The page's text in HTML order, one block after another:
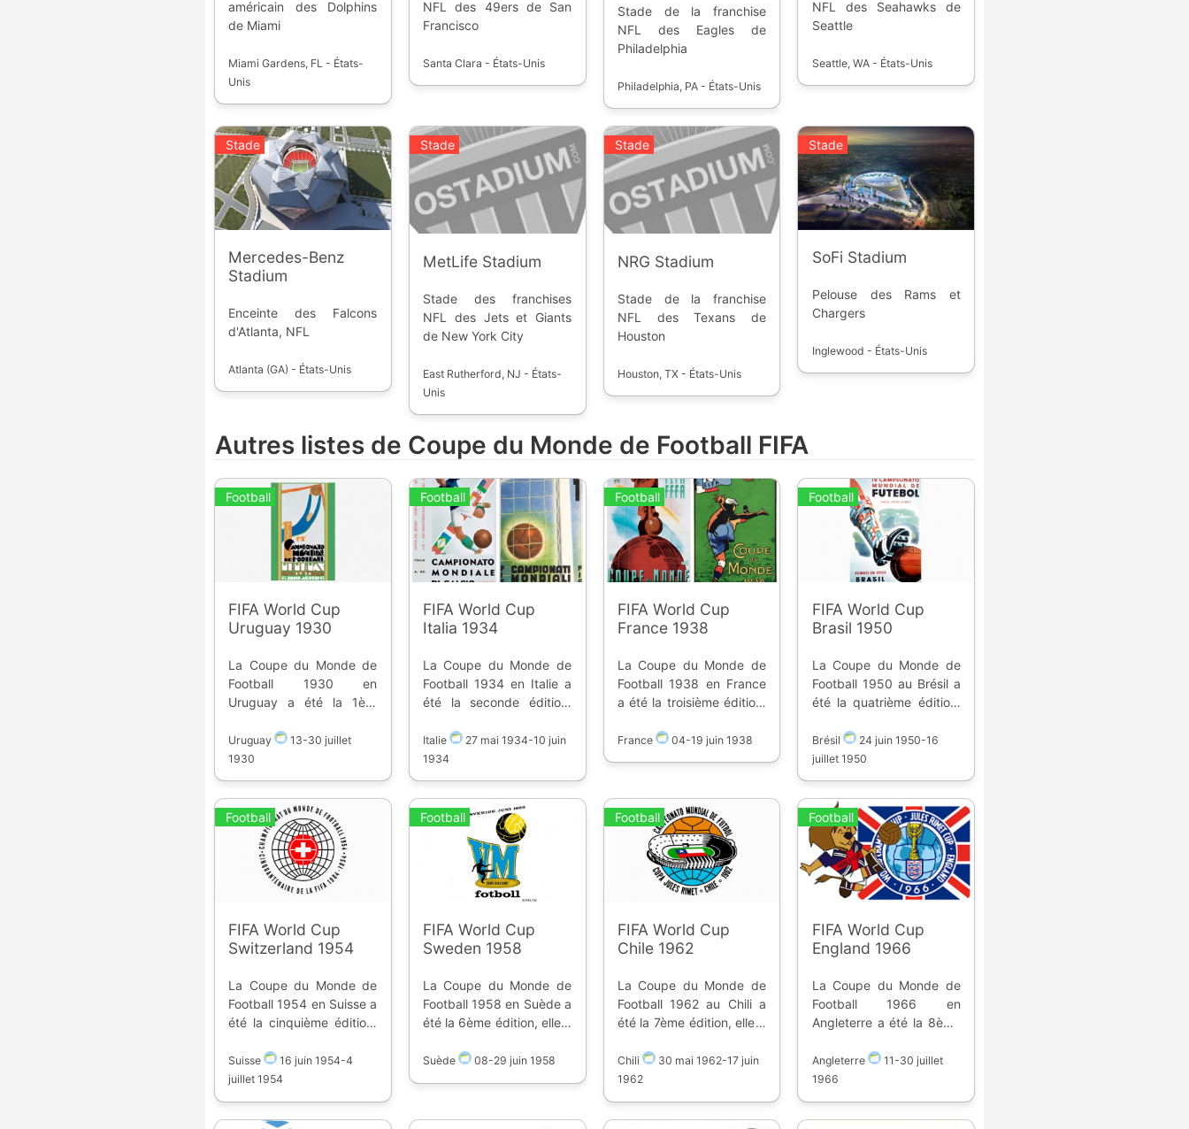
américain des Dolphins
de Miami
Miami Gardens, FL - États-
Unis
NFL des 49ers de San
Francisco
Santa Clara - États-Unis
Stade de la franchise
NFL des Eagles de
Philadelphia
Philadelphia, PA - États-Unis
NFL des Seahawks de
Seattle
Seattle, WA - États-Unis
Stade
Mercedes-Benz
Stadium
Enceinte des Falcons
d'Atlanta, NFL
Atlanta (GA) - États-Unis
Stade
MetLife Stadium
Stade des franchises
NFL des Jets et Giants
de New York City
East Rutherford, NJ - États-
Unis
Stade
NRG Stadium
Stade de la franchise
NFL des Texans de
Houston
Houston, TX - États-Unis
Stade
SoFi Stadium
Pelouse des Rams et
Chargers
Inglewood - États-Unis
Autres listes de Coupe du Monde de Football FIFA
Football
FIFA World Cup
Uruguay 1930
La Coupe du Monde de
Football 1930 en
Uruguay a été la 1ère
13 au 30 juillet 1930
dans 3 stades de
équipes se sont
affrontées. Classement :
1. Uruguay 2. Argentine
3. Etats-Unis
Uruguay 13-30 juillet
1930
Football
FIFA World Cup
Italia 1934
La Coupe du Monde de
Football 1934 en Italie a
été la seconde édition,
10 juin 1934 dans 8
stades. Seize équipes se
Classement : 1. Italie 2.
Tchécoslovaquie 3.
Italie 27 mai 1934-10 juin
1934
Football
FIFA World Cup
France 1938
La Coupe du Monde de
Football 1938 en France
a été la troisième édition,
juin 1938 dans 10 stades.
1. Italie 2. Hongrie 3.
Brésil
France 04-19 juin 1938
Football
FIFA World Cup
Brasil 1950
La Coupe du Monde de
Football 1950 au Brésil a
été la quatrième édition,
16 juillet 1950 dans 6
stades. Treize équipes se
Classement : 1. Uruguay
2. Brésil 3. Suède
Brésil 24 juin 1950-16
juillet 1950
Football
FIFA World Cup
Switzerland 1954
La Coupe du Monde de
Football 1954 en Suisse a
été la cinquième édition,
7 juillet 1954 dans 6
stades. Seize équipes se
Classement : 1.
Suisse 16 juin 1954-4
juillet 1954
Football
FIFA World Cup
Sweden 1958
La Coupe du Monde de
Football 1958 en Suède a
été la 6ème édition, elle a
1958 dans 12 stades.
1. Brésil 2. Suède 3.
Suède 08-29 juin 1958
Football
FIFA World Cup
Chile 1962
La Coupe du Monde de
Football 1962 au Chili a
été la 7ème édition, elle a
juin 1962 dans 4 stades.
Seize équipes se sont
1. Brésil 2.
Chili 30 mai 1962-17 juin
1962
Football
FIFA World Cup
England 1966
La Coupe du Monde de
Football 1966 en
Angleterre a été la 8ème
11 au 30 juillet 1966 dans
8 stades. Seize équipes
Classement : 1.
Angleterre 11-30 juillet
1966